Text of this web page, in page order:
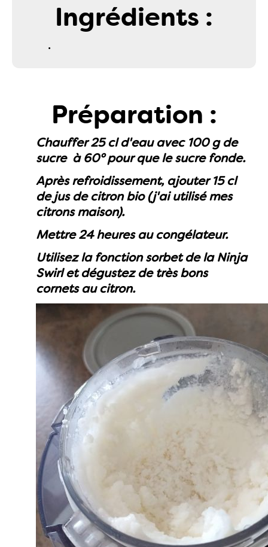
Ingrédients :
.
Préparation :
Chauffer 25 cl d'eau avec 100 g de
sucre à 60° pour que le sucre fonde.
Après refroidissement, ajouter 15 cl
de jus de citron bio (j'ai utilisé mes
citrons maison).
Mettre 24 heures au congélateur.
Utilisez la fonction sorbet de la Ninja
Swirl et dégustez de très bons
cornets au citron.